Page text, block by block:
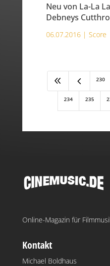
Neu von La-La
Debneys
06.07.2016 | Score
8 4 230
234 235
Online-Magazin für
Kontakt
Michael Boldhaus